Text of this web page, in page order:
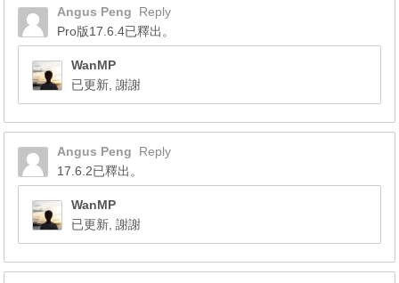
Angus Peng
Reply
Pro版17.6.4已釋出。
WanMP
已更新, 謝謝
Angus Peng
Reply
17.6.2已釋出。
WanMP
已更新, 謝謝